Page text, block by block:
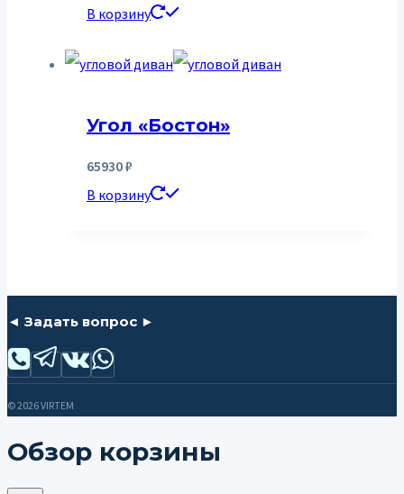
В корзину
Угол «Бостон»
65930₽
В корзину
◄ Задать вопрос ►
© 2026 VIRTEM
Обзор корзины